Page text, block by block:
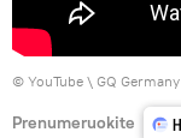
© YouTube \ GQ Germany
Prenumeruokite